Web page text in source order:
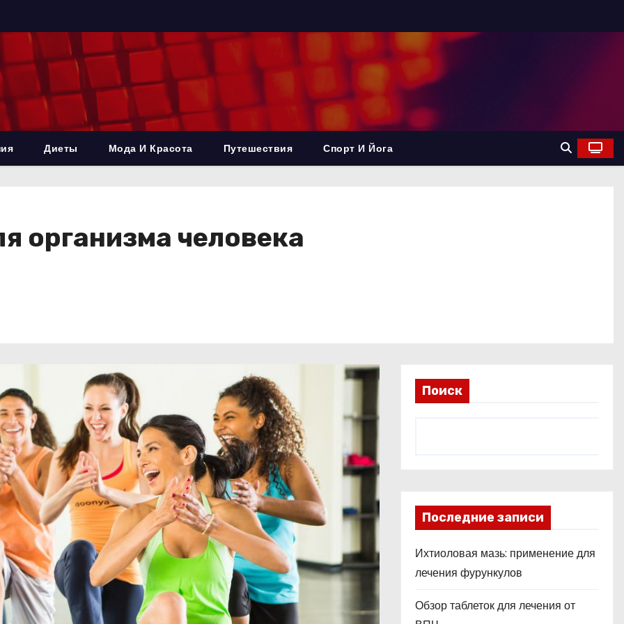
Диеты Мода И Красота Путешествия Спорт И Йога
организма человека
Поиск
Последние записи
Ихтиоловая мазь: применение для
лечения фурункулов
Обзор таблеток для лечения от